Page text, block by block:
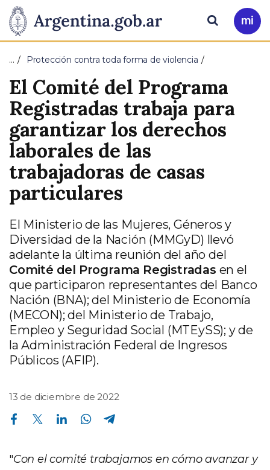
Presidencia
de
la
Nación
Pasar al contenido principal
Ir
a
Buscar
… Protección contra toda forma de violencia
El Comité del Programa
Registradas trabaja para
garantizar los derechos
laborales de las
trabajadoras de casas
particulares
El Ministerio de las Mujeres, Géneros y
Diversidad de la Nación (MMGyD) llevó
adelante la última reunión del año del
Comité del Programa Registradas en el
que participaron representantes del Banco
Nación (BNA); del Ministerio de Economía
(MECON); del Ministerio de Trabajo,
Empleo y Seguridad Social (MTEySS); y de
la Administración Federal de Ingresos
Públicos (AFIP).
13 de diciembre de 2022
Compartir en Facebook Compartir en Twitter Compartir en Linkedin Compartir en Whatsapp
"Con el comité trabajamos en cómo avanzar y